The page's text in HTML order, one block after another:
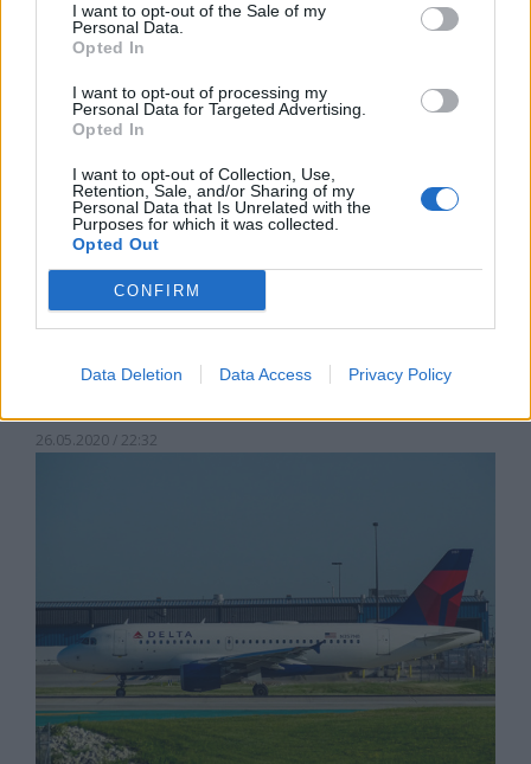
I want to opt-out of the Sale of my
Personal Data.
Opted In
I want to opt-out of processing my
Personal Data for Targeted Advertising.
Opted In
I want to opt-out of Collection, Use,
Retention, Sale, and/or Sharing of my
Personal Data that Is Unrelated with the
Purposes for which it was collected.
Opted Out
CONFIRM
Data Deletion Data Access Privacy Policy
ревюта за TikTok, рейтингът на
26.05.2020 / 22:32